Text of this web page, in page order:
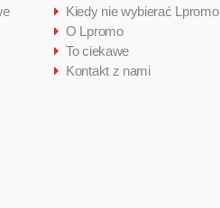
Kiedy nie wybierać Lpromo
O Lpromo
To ciekawe
Kontakt z nami